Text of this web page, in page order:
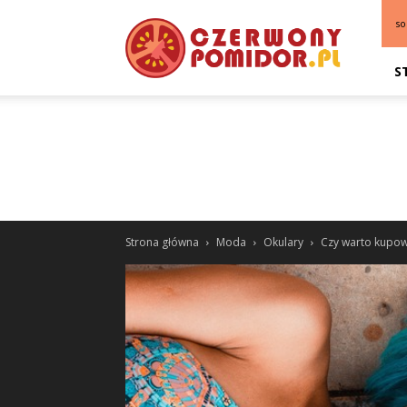
Strona główna Moda Okulary Czy warto